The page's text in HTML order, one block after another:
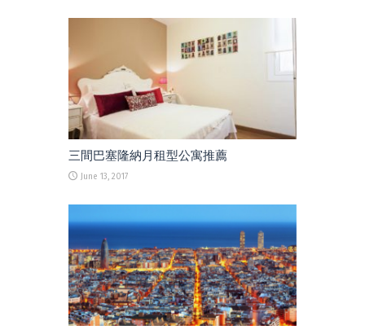
三間巴塞隆納月租型公寓推薦
June 13, 2017